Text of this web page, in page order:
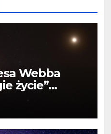
Webba
życie”
wokół